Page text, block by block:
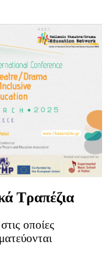
Τραπέζια
οποίες